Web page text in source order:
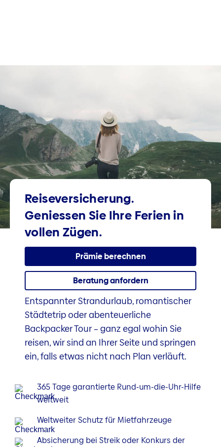
Reise­versicherung.
Geniessen Sie Ihre Ferien in
vollen Zügen.
Prämie berechnen
Beratung anfordern
Entspannter Strandurlaub, romantischer
Städtetrip oder abenteuerliche
Backpacker Tour – ganz egal wohin Sie
reisen, wir sind an Ihrer Seite und springen
ein, falls etwas nicht nach Plan verläuft.
365 Tage garantierte Rund-um-die-Uhr-Hilfe
weltweit
Weltweiter Schutz für Mietfahrzeuge
Absicherung bei Streik oder Konkurs der